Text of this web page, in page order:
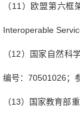
（11 ）欧盟第六框
Interoperable
（12）国家自然科
编号： 70501026；
（13）国家教育部